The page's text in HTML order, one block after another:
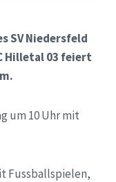
SV Niedersfeld
Hilletal 03 feiert
um 10 Uhr mit
Fussballspielen,